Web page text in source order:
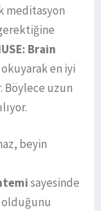
meditasyon
Brain
en iyi
Böylece uzun
beyin
sayesinde
olduğunu